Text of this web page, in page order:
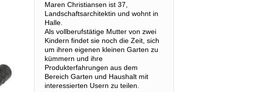
Maren Christiansen ist 37,
Landschaftsarchitektin und wohnt in
Halle.
Als vollberufstätige Mutter von zwei
Kindern findet sie noch die Zeit, sich
um ihren eigenen kleinen Garten zu
kümmern und ihre
Produkterfahrungen aus dem
Bereich Garten und Haushalt mit
interessierten Usern zu teilen.